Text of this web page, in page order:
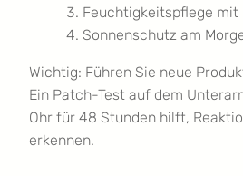
Feuchtigkeitspflege
Sonnenschutz am
Wichtig: Führen Sie neue
Ein Patch-Test auf dem
Ohr für 48 Stunden hilft,
erkennen.